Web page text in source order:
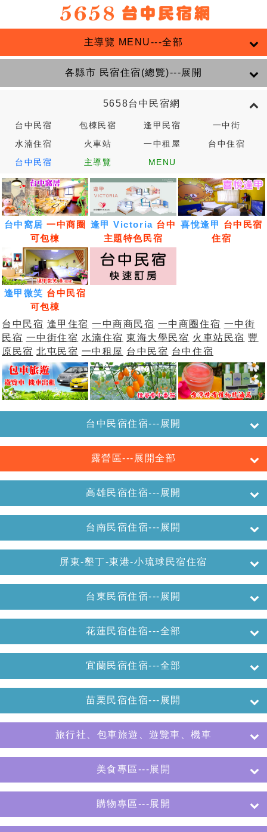
主導覽 MENU---全部
各縣市 民宿住宿(總覽)---展開
5658台中民宿網
台中民宿 包棟民宿 逢甲民宿 一中街
水湳住宿 火車站 一中租屋 台中住宿
台中民宿 主導覽 MENU
台中窩居 一中商圈
可包棟
逢甲 Victoria 台中
主題特色民宿
喜悅逢甲
台中民宿
住宿
逢甲微笑 台中民宿
可包棟
台中民宿 逢甲住宿 一中商商民宿 一中商圈住宿 一中街
民宿 一中街住宿 水湳住宿 東海大學民宿 火車站民宿 豐
原民宿 北屯民宿 一中租屋 台中民宿 台中住宿
台中民宿住宿---展開
露營區---展開全部
高雄民宿住宿---展開
台南民宿住宿---展開
屏東-墾丁-東港-小琉球民宿住宿
台東民宿住宿---展開
花蓮民宿住宿---全部
宜蘭民宿住宿---全部
苗栗民宿住宿---展開
旅行社、包車旅遊、遊覽車、機車
美食專區---展開
購物專區---展開